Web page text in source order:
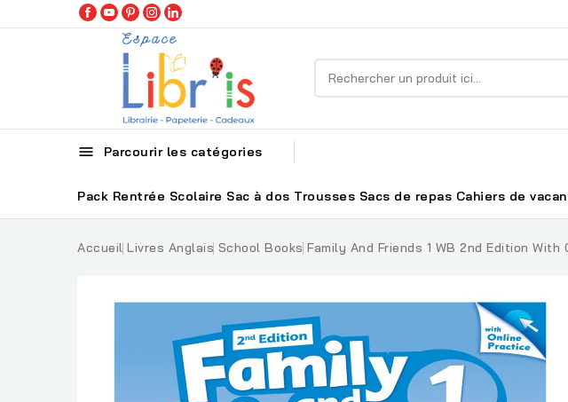
 Parcourir les catégories
Pack Rentrée Scolaire Sac à dos Trousses Sacs de repas Cahiers de
Accueil Livres Anglais School Books Family And Friends 1 WB 2nd Edition With